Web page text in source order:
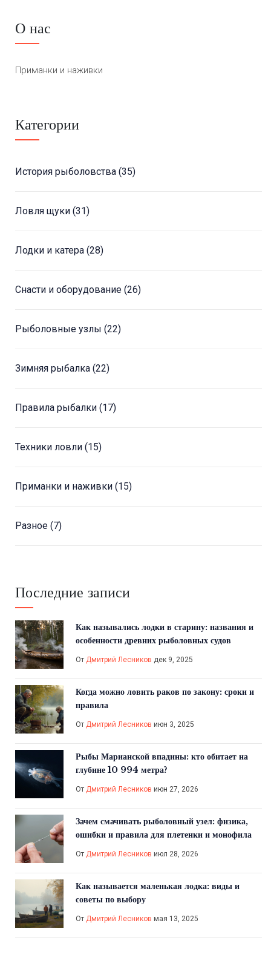
О нас
Приманки и наживки
Категории
История рыболовства (35)
Ловля щуки (31)
Лодки и катера (28)
Снасти и оборудование (26)
Рыболовные узлы (22)
Зимняя рыбалка (22)
Правила рыбалки (17)
Техники ловли (15)
Приманки и наживки (15)
Разное (7)
Последние записи
Как назывались лодки в старину: названия и
особенности древних рыболовных судов
От Дмитрий Лесников дек 9, 2025
Когда можно ловить раков по закону: сроки и
правила
От Дмитрий Лесников июн 3, 2025
Рыбы Марианской впадины: кто обитает на
глубине 10 994 метра?
От Дмитрий Лесников июн 27, 2026
Зачем смачивать рыболовный узел: физика,
ошибки и правила для плетенки и монофила
От Дмитрий Лесников июл 28, 2026
Как называется маленькая лодка: виды и
советы по выбору
От Дмитрий Лесников мая 13, 2025